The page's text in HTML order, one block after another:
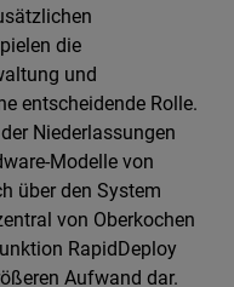
die
und
entscheidende Rolle.
Niederlassungen
Modelle von
über den System
von Oberkochen
RapidDeploy
Aufwand dar.